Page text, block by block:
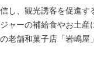
し、観光誘客を促進す
ャーの補給食やお土産
老舗和菓子店「岩嶋屋
■商品コンセプト：自分だけ
を応援 「山に登る目的